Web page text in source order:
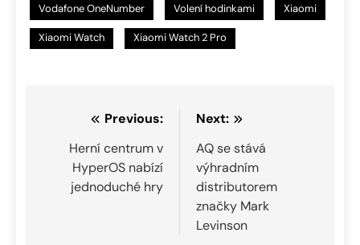
Vodafone OneNumber Volení hodinkami Xiaomi
Xiaomi Watch Xiaomi Watch 2 Pro
Navigace
pro
příspěvek
Previous:
Herní centrum v
HyperOS nabízí
jednoduché hry
Next:
AQ se stává
výhradním
distributorem
značky Mark
Levinson